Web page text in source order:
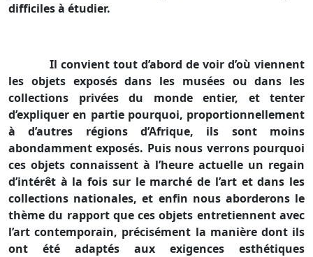
difficiles à étudier.
Il convient tout d’abord de voir d’où viennent
les objets exposés dans les musées ou dans les
collections privées du monde entier, et tenter
d’expliquer en partie pourquoi, proportionnellement
à d’autres régions d’Afrique, ils sont moins
abondamment exposés. Puis nous verrons pourquoi
ces objets connaissent à l’heure actuelle un regain
d’intérêt à la fois sur le marché de l’art et dans les
collections nationales, et enfin nous aborderons le
thème du rapport que ces objets entretiennent avec
l’art contemporain, précisément la manière dont ils
ont été adaptés aux exigences esthétiques